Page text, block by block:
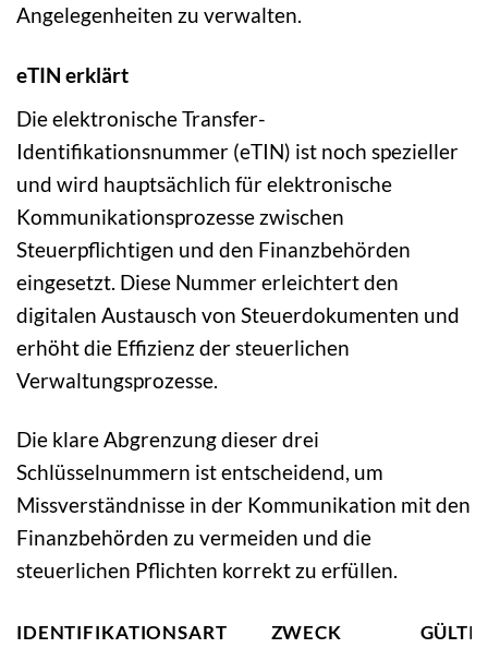
Angelegenheiten zu verwalten.
eTIN erklärt
Die elektronische Transfer-
Identifikationsnummer (eTIN) ist noch spezieller
und wird hauptsächlich für elektronische
Kommunikationsprozesse zwischen
Steuerpflichtigen und den Finanzbehörden
eingesetzt. Diese Nummer erleichtert den
digitalen Austausch von Steuerdokumenten und
erhöht die Effizienz der steuerlichen
Verwaltungsprozesse.
Die klare Abgrenzung dieser drei
Schlüsselnummern ist entscheidend, um
Missverständnisse in der Kommunikation mit den
Finanzbehörden zu vermeiden und die
steuerlichen Pflichten korrekt zu erfüllen.
IDENTIFIKATIONSART ZWECK